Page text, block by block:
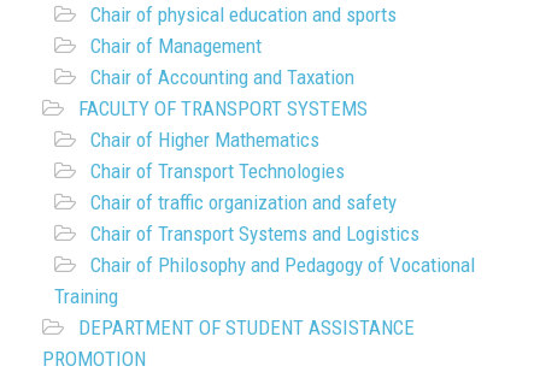
Chair of physical education and sports
Chair of Management
Chair of Accounting and Taxation
FACULTY OF TRANSPORT SYSTEMS
Chair of Higher Mathematics
Chair of Transport Technologies
Chair of traffic organization and safety
Chair of Transport Systems and Logistics
Chair of Philosophy and Pedagogy of Vocational
Training
DEPARTMENT OF STUDENT ASSISTANCE
PROMOTION